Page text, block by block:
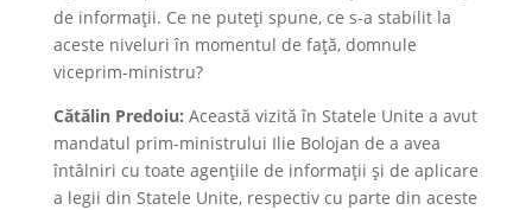
de informații. Ce ne puteți spune, ce s-a stabilit la
aceste niveluri în momentul de față, domnule
viceprim-ministru?
Cătălin Predoiu: Această vizită în Statele Unite a avut
mandatul prim-ministrului Ilie Bolojan de a avea
întâlniri cu toate agențiile de informații și de aplicare
a legii din Statele Unite, respectiv cu parte din aceste